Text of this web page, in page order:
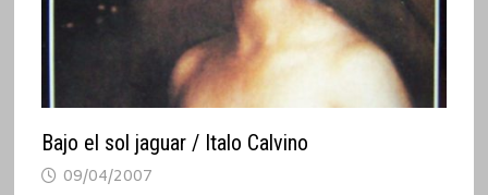
Bajo el sol jaguar / Italo Calvino
09/04/2007